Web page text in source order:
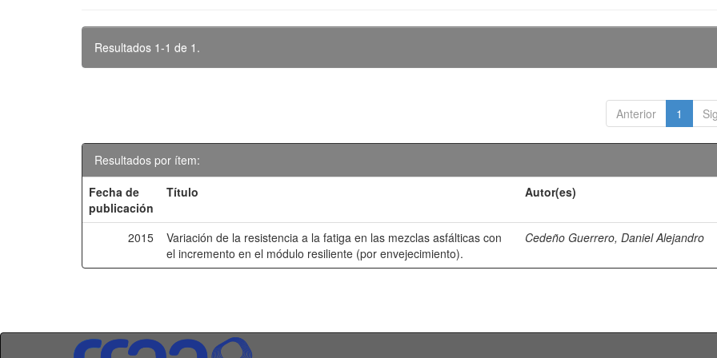
Resultados 1-1 de 1.
Anterior 1
Resultados por ítem:
Fecha de
publicación
Título Autor(es)
2015
Variación de la resistencia a la fatiga en las mezclas asfálticas con
el incremento en el módulo resiliente (por envejecimiento).
Cedeño Guerrero, Daniel Alejandro